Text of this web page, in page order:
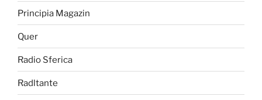
Principia Magazin
Quer
Radio Sferica
Radltante